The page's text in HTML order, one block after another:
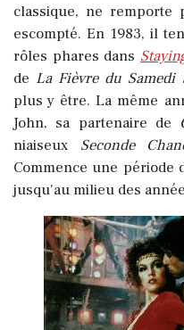
classique, ne
escompté. En 1983, il
rôles phares dans
de La Fièvre du Samedi
plus y être. La même
John, sa partenaire de
niaiseux Seconde
Commence une période
jusqu'au milieu des